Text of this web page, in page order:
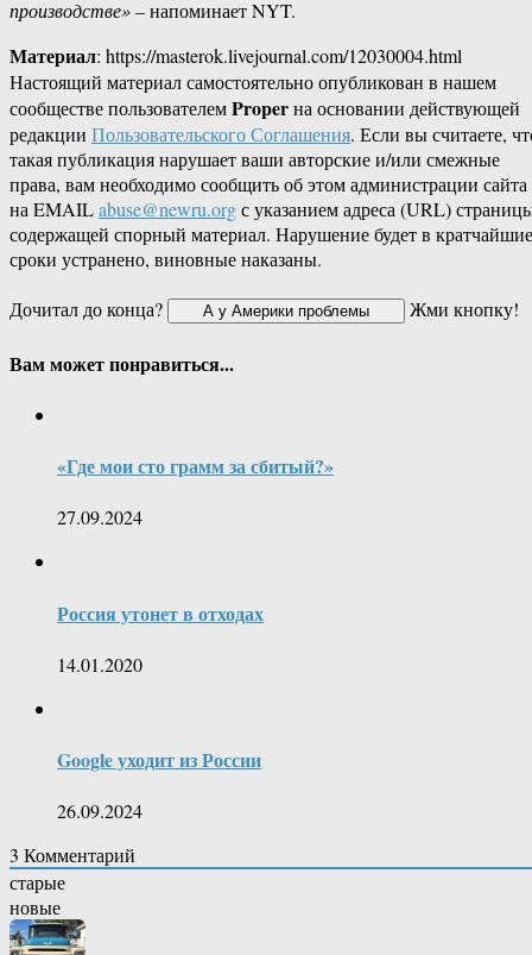
производстве»– напоминает NYT.
Материал: https://masterok.livejournal.com/12030004.html
Настоящий материал самостоятельно опубликован в нашем
сообществе пользователемProperна основании действующей
редакции Пользовательского Соглашения. Если вы считаете,
такая публикация нарушает ваши авторские и/или смежные
права, вам необходимо сообщить об этом администрации сайта
на EMAILabuse@newru.orgс указанием адреса (URL)
содержащей спорный материал. Нарушение будет в кратчайшие
сроки устранено, виновные наказаны.
Дочитал до конца?
Жми кнопку!
Вам может понравиться...
«Где мои сто грамм за сбитый?»
27.09.2024
Россия утонет в отходах
14.01.2020
Google уходит из России
26.09.2024
3 Комментарий
старые
новые